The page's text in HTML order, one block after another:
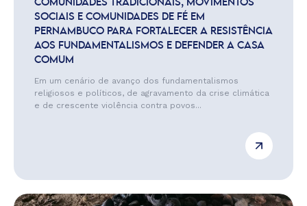
COMUNIDADES TRADICIONAIS, MOVIMENTOS
SOCIAIS E COMUNIDADES DE FÉ EM
PERNAMBUCO PARA FORTALECER A RESISTÊNCIA
AOS FUNDAMENTALISMOS E DEFENDER A CASA
COMUM
Em um cenário de avanço dos fundamentalismos
religiosos e políticos, de agravamento da crise climática
e de crescente violência contra povos...